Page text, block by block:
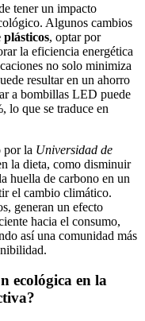
tener un impacto
Algunos cambios
, optar por
la eficiencia energética
no solo minimiza
resultar en un ahorro
a bombillas LED puede
lo que se traduce en
por la Universidad de
la dieta, como disminuir
huella de carbono en un
el cambio climático.
generan un efecto
hacia el consumo,
así una comunidad más
ecológica en la